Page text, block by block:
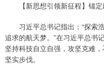
【新思想引领新征程】锚定
习近平总书记指出：“探索
追求的航天梦。”在习近平总书
坚持科技自立自强，攻坚克难
坚实步伐。